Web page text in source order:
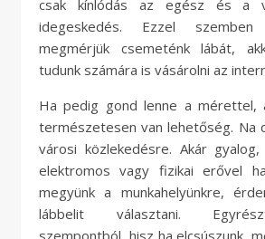
csak kínlódás az egész és a
idegeskedés. Ezzel
megmérjük csemeténk lábát,
tudunk számára is vásárolni az
Ha pedig gond lenne a mérettel,
természetesen van lehetőség. Na
városi közlekedésre. Akár gyalog,
elektromos vagy fizikai erővel
megyünk a munkahelyünkre,
lábbelit választani.
szempontból, hisz ha elcsúszunk,